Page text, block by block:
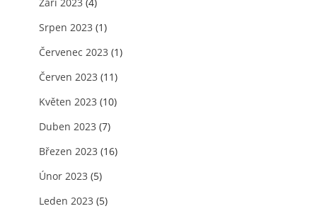
Srpen 2023 (1)
Červenec 2023 (1)
Červen 2023 (11)
Květen 2023 (10)
Duben 2023 (7)
Březen 2023 (16)
Únor 2023 (5)
Leden 2023 (5)